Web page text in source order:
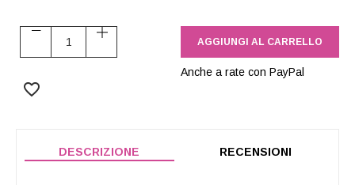
Anche a rate con PayPal
AGGIUNGI AL CARRELLO
favorite_border
DESCRIZIONE RECENSIONI